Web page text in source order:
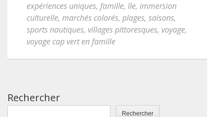
expériences uniques, famille, île, immersion
culturelle, marchés colorés, plages, saisons,
sports nautiques, villages pittoresques, voyage,
voyage cap vert en famille
Rechercher
Rechercher